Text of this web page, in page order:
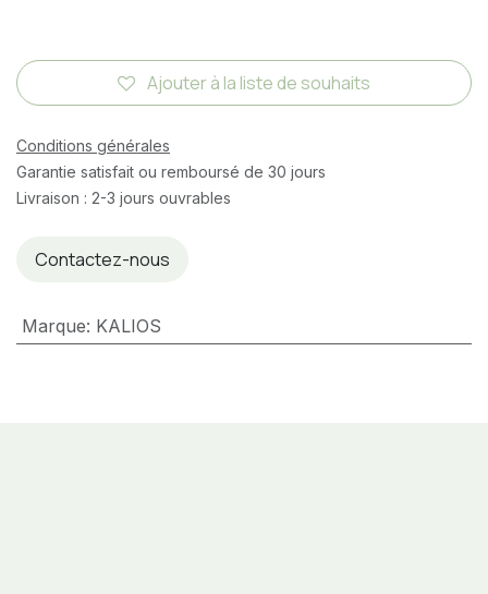
Ajouter à la liste de souhaits
Conditions générales
Garantie satisfait ou remboursé de 30 jours
Livraison : 2-3 jours ouvrables
Contactez-nous
Marque: KALIOS